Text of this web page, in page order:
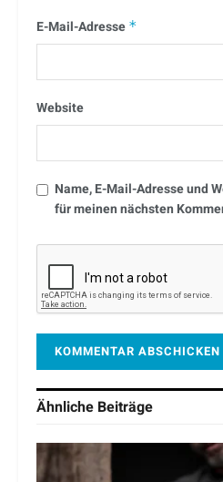
E-Mail-Adresse *
Website
Name, E-Mail-Adresse und
für meinen nächsten
Ähnliche Beiträge